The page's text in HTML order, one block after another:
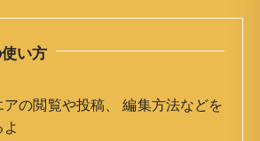
い方
アの閲覧や投稿、 編集方法などを